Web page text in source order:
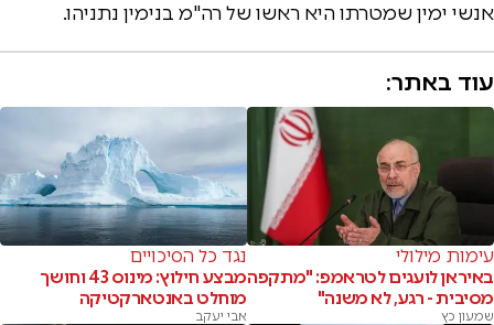
אנשי ימין שמטרתו היא ראשו של רה"מ בנימין נתניהו.
עוד באתר:
עימות מילולי
באיראן לועגים לטראמפ: "מתקפה
מסיבית - רגע, לא משנה"
שמעון כץ
נגד כל הסיכויים
מבצע חילוץ: מינוס 43 וחושך
מוחלט באנטארקטיקה
אבי יעקב